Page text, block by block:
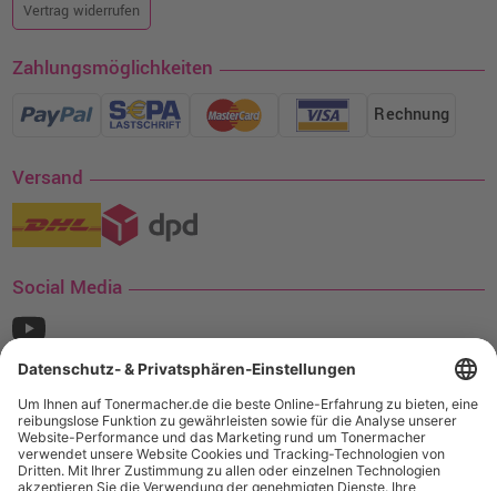
Vertrag widerrufen
Zahlungsmöglichkeiten
Rechnung
Versand
Social Media
¹ Nur gültig für den Versand innerhalb Deutschlands. Befindet sich ein Warenwert
von mindestens 35€ (inkl. Mwst.) an Ampertec Artikeln in Ihrem Warenkorb, ist der
Versand für Sie kostenfrei.